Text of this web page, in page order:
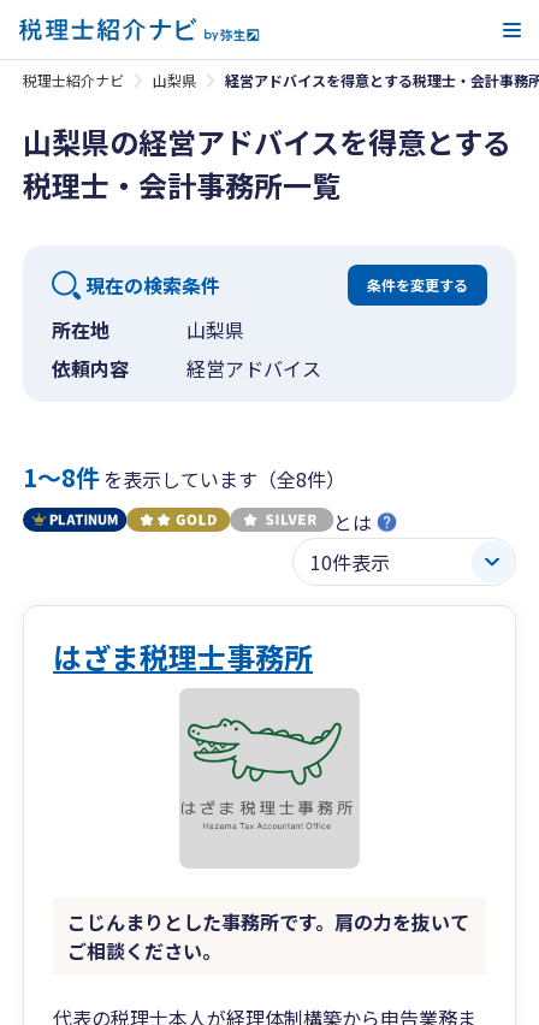
税理士紹介ナビ 山梨県 経営アドバイスを得意とする税理士・会計事務
山梨県の経営アドバイスを得意とする
税理士・会計事務所一覧
現在の検索条件 条件を変更する
所在地
山梨県
依頼内容
経営アドバイス
1〜8件を表示しています（全8件）
とは
はざま税理士事務所
こじんまりとした事務所です。肩の力を抜いて
ご相談ください。
代表の税理士本人が経理体制構築から申告業務ま